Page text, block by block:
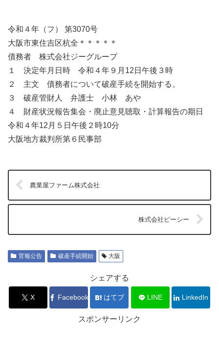
令和４年（フ） 第3070号
大阪市東住吉区杭全＊＊＊＊＊
債務者 株式会社ジーグループ
１ 決定年月日時 令和４年９月12日午後３時
２ 主文 債務者について破産手続を開始する。
３ 破産管財人 弁護士 小林 あや
４ 財産状況報告集会・廃止意見聴取・計算報告の期日
令和４年12月５日午後２時10分
大阪地方裁判所第６民事部
農業屋ファーム株式会社
株式会社ピーシー
官報公告 破産手続開始 大阪
シェアする
X Facebook はてブ LINE LinkedIn
スポンサーリンク